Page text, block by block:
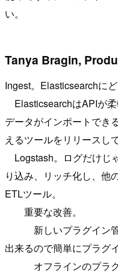
い。
Tanya Bragin,
Ingest。Elasticsearchに
ElasticsearchはAPIが
データがインポートでき
えるツールをリリースし
Logstash。ログだけじ
り込み、リッチ化し、他
ETLツール。
重要な改善。
新しいプラグイン管
出来るので簡単にプラグ
オフラインのプラグ